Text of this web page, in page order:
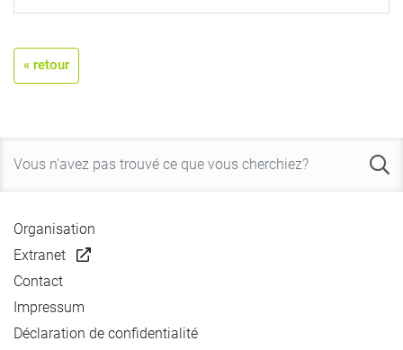
« retour
Organisation
Extranet
Contact
Impressum
Déclaration de confidentialité